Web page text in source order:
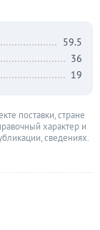
59.5
36
19
поставки, стране
характер и
сведениях.